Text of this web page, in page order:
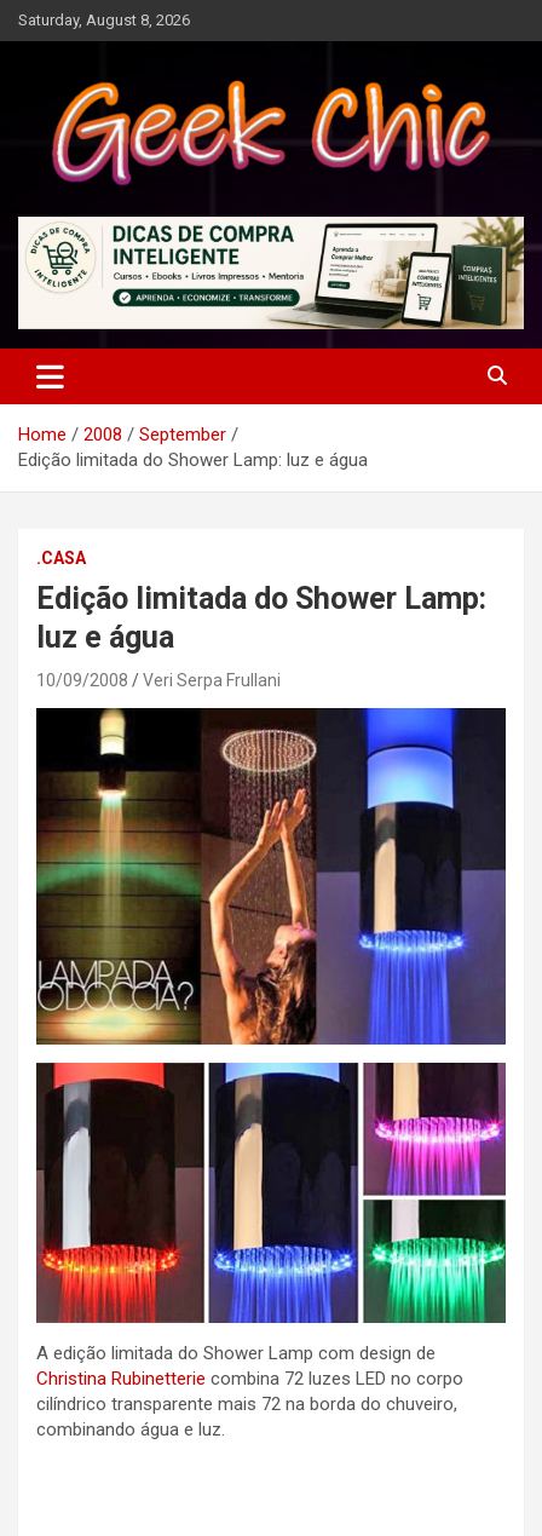
Skip
to
Saturday, August 8, 2026
Geek Chic
Home 2008
September
Edição limitada do Shower Lamp: luz e água
.CASA
Edição limitada do Shower Lamp:
luz e água
10/09/2008 Veri Serpa Frullani
A edição limitada do Shower Lamp com design de
Christina Rubinetterie combina 72 luzes LED no corpo
cilíndrico transparente mais 72 na borda do chuveiro,
combinando água e luz.